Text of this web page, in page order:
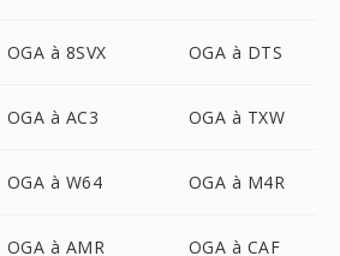
OGA à 8SVX OGA à DTS
OGA à AC3 OGA à TXW
OGA à W64 OGA à M4R
OGA à AMR OGA à CAF